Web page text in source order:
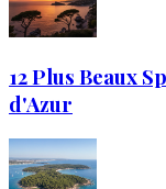
12 Plus Beaux
d'Azur